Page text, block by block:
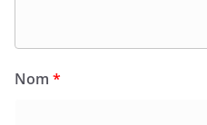
Nom *